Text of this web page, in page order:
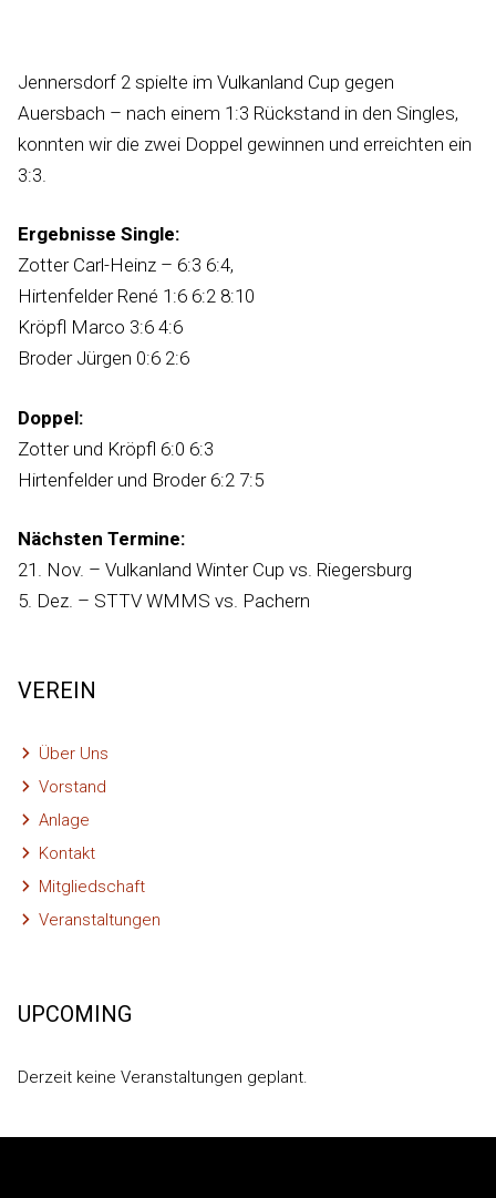
Jennersdorf 2 spielte im Vulkanland Cup gegen
Auersbach – nach einem 1:3 Rückstand in den Singles,
konnten wir die zwei Doppel gewinnen und erreichten ein
3:3.
Ergebnisse Single:
Zotter Carl-Heinz – 6:3 6:4,
Hirtenfelder René 1:6 6:2 8:10
Kröpfl Marco 3:6 4:6
Broder Jürgen 0:6 2:6
Doppel:
Zotter und Kröpfl 6:0 6:3
Hirtenfelder und Broder 6:2 7:5
Nächsten Termine:
21. Nov. – Vulkanland Winter Cup vs. Riegersburg
5. Dez. – STTV WMMS vs. Pachern
VEREIN
Über Uns
Vorstand
Anlage
Kontakt
Mitgliedschaft
Veranstaltungen
UPCOMING
Derzeit keine Veranstaltungen geplant.